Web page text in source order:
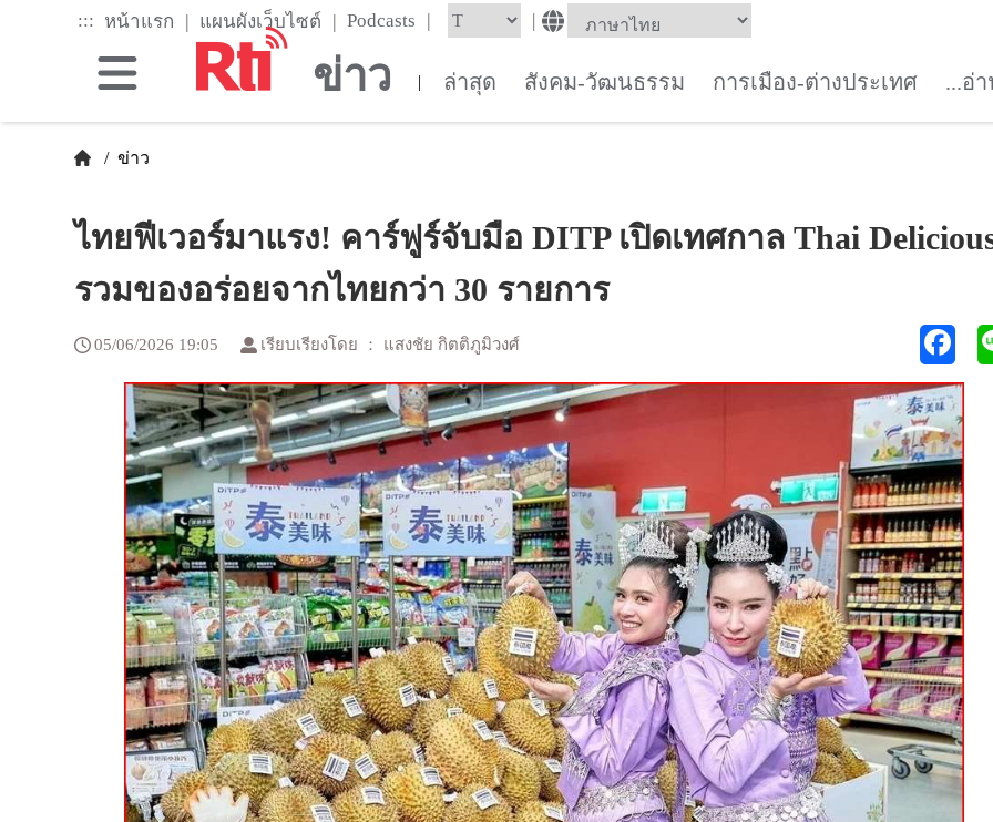
::: หน้าแรก | แผนผังเว็บไซต์ | Podcasts | |
ข่าว | ล่าสุด สังคม-วัฒนธรรม การเมือง-ต่างประเทศ ...อ่
/ ข่าว
ไทยฟีเวอร์มาแรง! คาร์ฟูร์จับมือ DITP เปิดเทศกาล Thai
รวมของอร่อยจากไทยกว่า 30 รายการ
05/06/2026 19:05 เรียบเรียงโดย ： แสงชัย กิตติภูมิวงศ์